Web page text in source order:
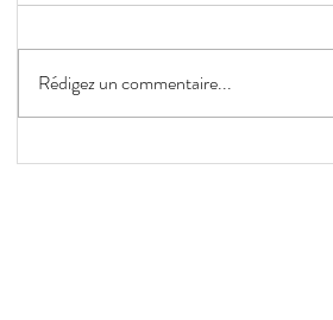
Chignon bas ou chignon haut quel
Rédigez un commentaire...